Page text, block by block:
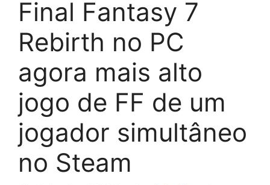
Final Fantasy 7
Rebirth no PC
agora mais alto
jogo de FF de um
jogador simultâneo
no Steam